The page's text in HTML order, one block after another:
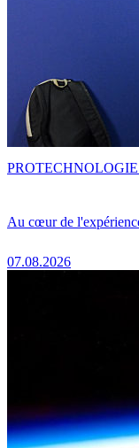
Au cœur de
07.08.2026
PRO